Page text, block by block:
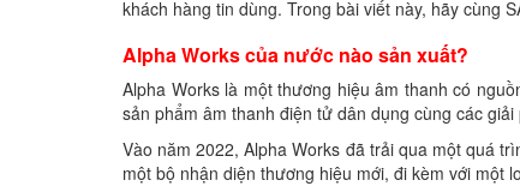
khách hàng tin dùng. Trong bài viết này, hãy cùng
Alpha Works của nước nào sản xuất?
Alpha Works là một thương hiệu âm thanh có
sản phẩm âm thanh điện tử dân dụng cùng các
Vào năm 2022, Alpha Works đã trải qua một quá
một bộ nhận diện thương hiệu mới, đi kèm với một